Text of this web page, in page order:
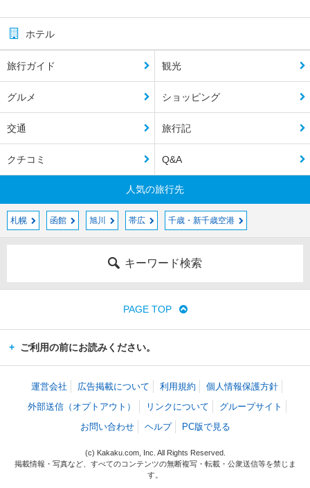
ホテル
旅行ガイド 観光
グルメ ショッピング
交通 旅行記
クチコミ Q&A
人気の旅行先
札幌 函館 旭川 帯広 千歳・新千歳空港
キーワード検索
PAGE TOP
ご利用の前にお読みください。
運営会社 広告掲載について 利用規約
個人情報保護方針
外部送信（オプトアウト）
リンクについて
グループサイト
お問い合わせ
ヘルプ PC版で見る
(c) Kakaku.com, Inc. All Rights Reserved.
掲載情報・写真など、すべてのコンテンツの無断複写・転載・公衆送信等を禁じま
す。